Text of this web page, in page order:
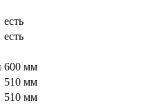
есть
есть
600 мм
510 мм
510 мм